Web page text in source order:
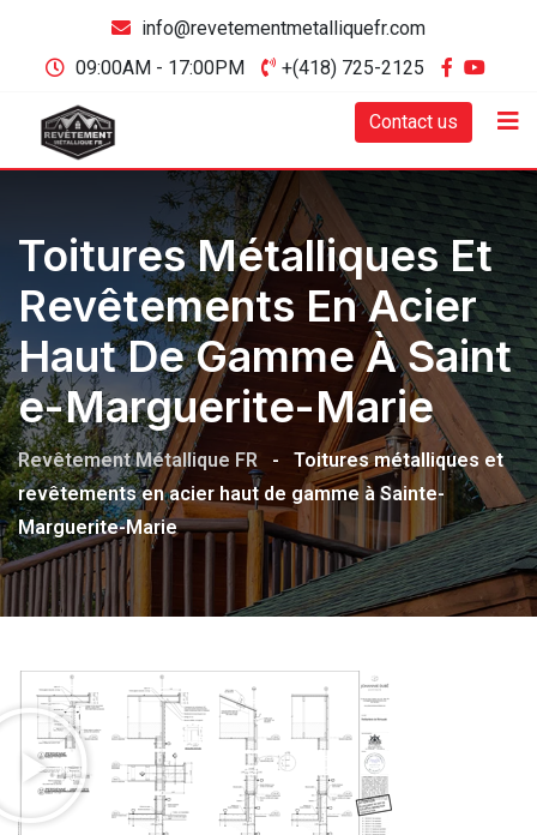
info@revetementmetalliquefr.com
09:00AM - 17:00PM
+(418) 725-2125
Contact us
Toitures Métalliques Et
Revêtements En Acier
Haut De Gamme À Saint
E-Marguerite-Marie
Revêtement Métallique FR -
Toitures métalliques et
revêtements en acier haut de gamme à Sainte-
Marguerite-Marie